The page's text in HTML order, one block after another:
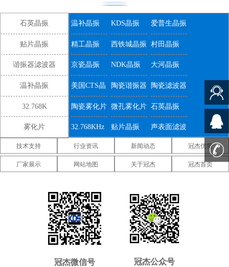
平板电脑，物联网等应用。
振器,27MHZ.
振，智能手表晶振，智能体温计晶振，高性能
晶振，高品质晶振，低损耗晶振，低功耗晶
谐振器
时钟，蓝牙耳机，无线应用，小型设备，智能
手表，智能体温计等应用。223系列晶振,223-
000306-20,奥斯康利32.768K晶体,8038mm.
石英晶振
贴片晶振
谐振器滤波器
温补晶振
32.768K
雾化片
温补晶振 KDS晶振 爱普生晶振
精工晶振 西铁城晶振 村田晶振
京瓷晶振 NDK晶振 大河晶振
美国CTS晶
振
陶瓷谐振器 陶瓷滤波器
陶瓷雾化片 微孔雾化片 石英晶振
32.768KHz 贴片晶振 声表面滤波
器
IDT晶振 微晶晶振 康纳温菲尔
德晶振
高利奇晶振 Jauch晶振 Abracon晶
振
美国拉隆晶
振
美国格林雷
工业晶振
美国SiTime
晶振
美国 美国Statek 新西兰瑞康
技术支持 行业资讯 新闻动态 冠杰优势
厂家展示 网站地图 关于冠杰 冠杰首页
冠杰微信号 冠杰公众号